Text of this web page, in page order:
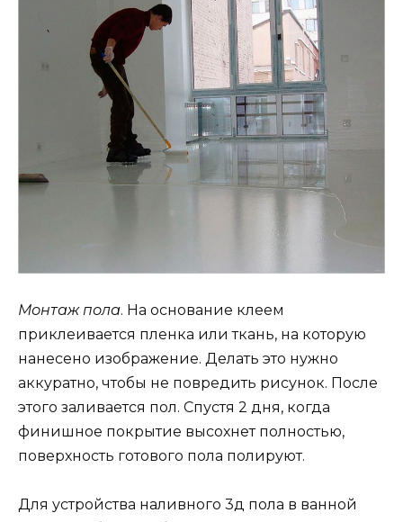
Монтаж пола. На основание клеем
приклеивается пленка или ткань, на которую
нанесено изображение. Делать это нужно
аккуратно, чтобы не повредить рисунок. После
этого заливается пол. Спустя 2 дня, когда
финишное покрытие высохнет полностью,
поверхность готового пола полируют.
Для устройства наливного 3д пола в ванной